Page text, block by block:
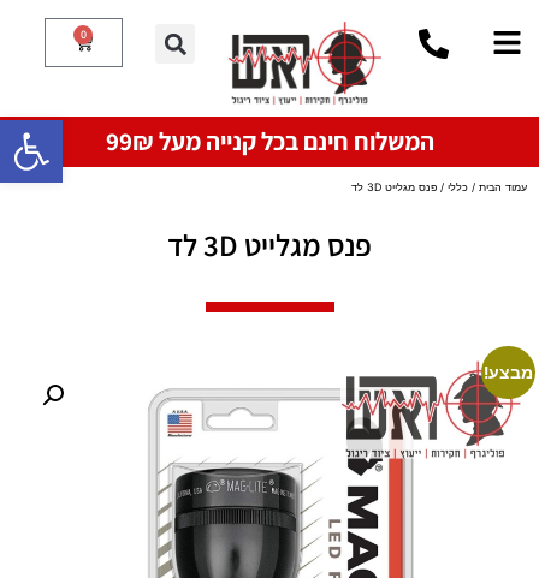
פתח
0
המשלוח חינם בכל קנייה מעל 99₪
עמוד הבית / כללי / פנס מגלייט 3D לד
פנס מגלייט 3D לד
מבצע!